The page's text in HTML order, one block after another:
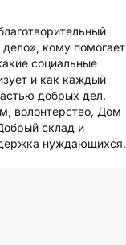
кому помогает
социальные
и как каждый
добрых дел.
волонтерство, Дом
склад и
нуждающихся.